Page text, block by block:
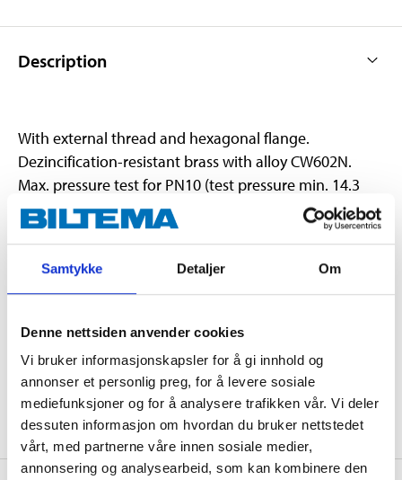
Samtykke Detaljer Om
Denne nettsiden anvender cookies
Vi bruker informasjonskapsler for å gi innhold og
annonser et personlig preg, for å levere sosiale
mediefunksjoner og for å analysere trafikken vår. Vi deler
dessuten informasjon om hvordan du bruker nettstedet
vårt, med partnerne våre innen sosiale medier,
annonsering og analysearbeid, som kan kombinere den
Description
With external thread and hexagonal flange.
Dezincification-resistant brass with alloy CW602N.
Max. pressure test for PN10 (test pressure min. 14.3
bar).
Technical specifications
Thread
1/2 "
Hose connector
1/2 "
Hose connector
12,5 mm